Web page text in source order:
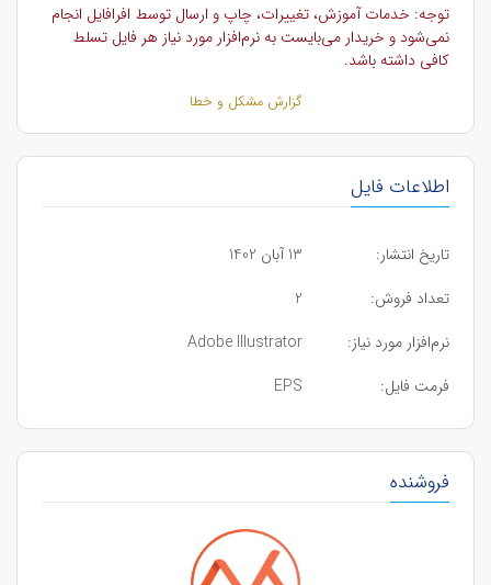
توجه: خدمات آموزش، تغییرات، چاپ و ارسال توسط افرافایل انجام
نمی‌شود و خریدار می‌بایست به نرم‌افزار مورد نیاز هر فایل تسلط
کافی داشته باشد.
گزارش مشکل و خطا
اطلاعات فایل
تاریخ انتشار:
13 آبان 1402
تعداد فروش:
2
نرم‌افزار مورد نیاز:
Adobe Illustrator
فرمت فایل:
EPS
فروشنده